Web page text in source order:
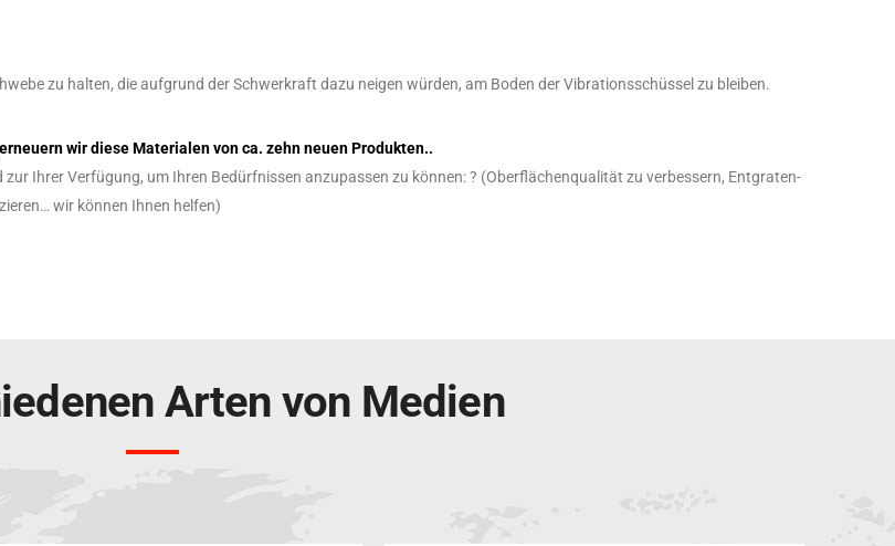
zu halten, die aufgrund der Schwerkraft dazu neigen würden, am Boden der Vibrationsschüssel zu bleiben.
wir diese Materialen von ca. zehn neuen Produkten..
zur Ihrer Verfügung, um Ihren Bedürfnissen anzupassen zu können: ? (Oberflächenqualität zu verbessern, Entgraten-
wir können Ihnen helfen)
Arten von Medien